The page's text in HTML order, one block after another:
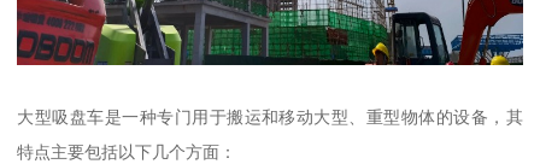
大型吸盘车是一种专门用于搬运和移动大型、重型物体的设备，其
特点主要包括以下几个方面：